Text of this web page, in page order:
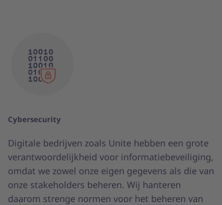
Cybersecurity
Digitale bedrijven zoals Unite hebben een grote
verantwoordelijkheid voor informatiebeveiliging,
omdat we zowel onze eigen gegevens als die van
onze stakeholders beheren. Wij hanteren
daarom strenge normen voor het beheren van